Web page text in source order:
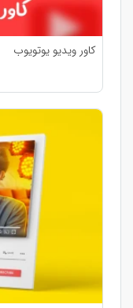
کاور ویدیو یوتویوب